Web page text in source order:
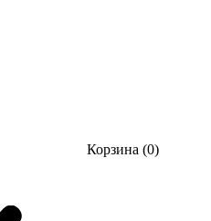
Корзина (0)